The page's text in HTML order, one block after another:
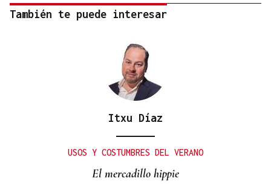
También te puede interesar
Itxu Díaz
USOS Y COSTUMBRES DEL VERANO
El mercadillo hippie